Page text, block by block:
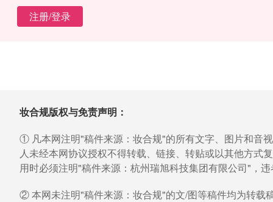
注册/登录
妆合规版权与免责声明：
① 凡本网注明"稿件来源：妆合规"的所有文字、图片和音
人未经本网协议授权不得转载、链接、转贴或以其他方式
用时必须注明"稿件来源：杭州瑞旭科技集团有限公司"，
② 本网未注明"稿件来源：妆合规"的文/图等稿件均为转载